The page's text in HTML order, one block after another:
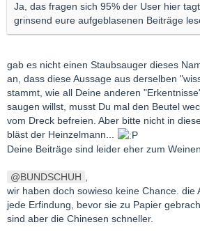
Ja, das fragen sich 95% der User hier
grinsend eure aufgeblasenen Beiträge
gab es nicht einen Staubsauger dieses
an, dass diese Aussage aus derselben
stammt, wie all Deine anderen
saugen willst, musst Du mal den Beutel
vom Dreck befreien. Aber bitte nicht in
bläst der Heinzelmann...
Deine Beiträge sind leider eher zum
BUNDSCHUH ,
wir haben doch sowieso keine Chance. die
jede Erfindung, bevor sie zu Papier
sind aber die Chinesen schneller.